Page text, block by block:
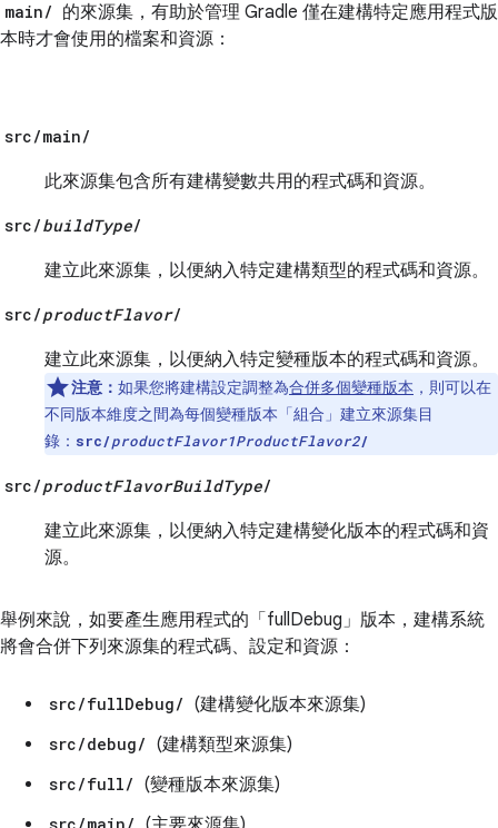
main/ 的來源集，有助於管理 Gradle 僅在建構特定應用程式版
本時才會使用的檔案和資源：
src/main/
此來源集包含所有建構變數共用的程式碼和資源。
src/buildType/
建立此來源集，以便納入特定建構類型的程式碼和資源。
src/productFlavor/
建立此來源集，以便納入特定變種版本的程式碼和資源。
注意： 如果您將建構設定調整為合併多個變種版本 ，則可以在
不同版本維度之間為每個變種版本「組合」 建立來源集目
錄： src/productFlavor1ProductFlavor2/
src/productFlavorBuildType/
建立此來源集，以便納入特定建構變化版本的程式碼和資
源。
舉例來說，如要產生應用程式的「fullDebug」版本，建構系統
將會合併下列來源集的程式碼、設定和資源：
src/fullDebug/ (建構變化版本來源集)
src/debug/ (建構類型來源集)
src/full/ (變種版本來源集)